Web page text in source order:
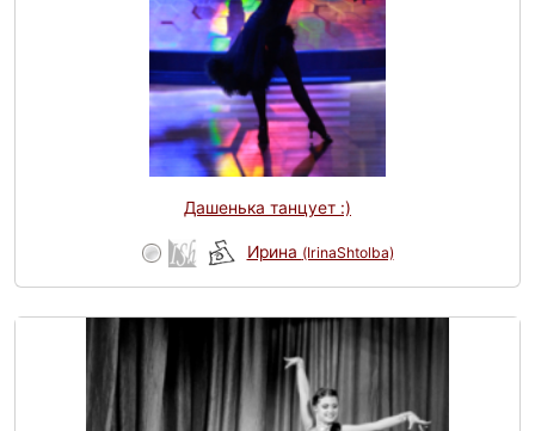
Дашенька танцует :)
Ирина (IrinaShtolba)